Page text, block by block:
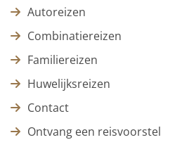
Autoreizen
Combinatiereizen
Familiereizen
Huwelijksreizen
Contact
Ontvang een reisvoorstel